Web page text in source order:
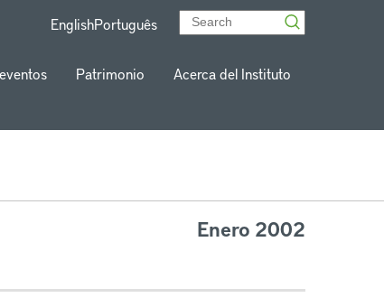
EnglishPortuguês
Patrimonio Acerca del Instituto
Enero 2002